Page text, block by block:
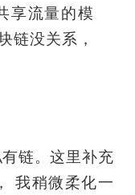
享流量的模
链没关系，
链。这里补充
我稍微柔化一